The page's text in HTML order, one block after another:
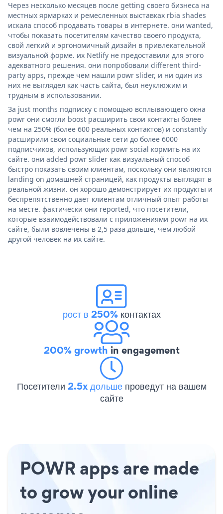
Через несколько месяцев после getting своего бизнеса на
местных ярмарках и ремесленных выставках rbia shades
искала способ продавать товары в интернете. они wanted,
чтобы показать посетителям качество своего продукта,
свой легкий и эргономичный дизайн в привлекательной
визуальной форме. их Netlify не предоставили для этого
адекватного решения. они попробовали different third-
party apps, прежде чем нашли powr slider, и ни один из
них не выглядел как часть сайта, был неуклюжим и
трудным в использовании.
За just months подписку с помощью всплывающего окна
powr они смогли boost расширить свои контакты более
чем на 250% (более 600 реальных контактов) и constantly
расширили свои социальные сети до более 6000
подписчиков, использующих powr social кормить на их
сайте. они added powr slider как визуальный способ
быстро показать своим клиентам, поскольку они являются
landing on домашней страницей, как продукты выглядят в
реальной жизни. он хорошо демонстрирует их продукты и
беспрепятственно дает клиентам отличный опыт работы
на месте. фактически они reported, что посетители,
которые взаимодействовали с приложениями powr на их
сайте, были вовлечены в 2,5 раза дольше, чем любой
другой человек на их сайте.
рост в 250%контактах
200% growth in engagement
Посетители 2.5x дольше проведут на вашем
сайте
POWR apps are made
to grow your online